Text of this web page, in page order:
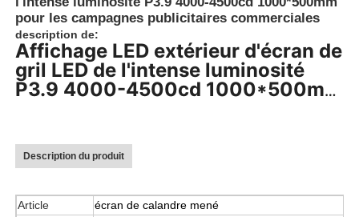
pour les campagnes publicitaires commerciales
description de:
Affichage LED extérieur d'écran de
gril LED de l'intense luminosité
P3.9 4000-4500cd 1000*500mm
Description du produit
Article
écran de calandre mené